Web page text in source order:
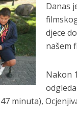
Danas
djece
našem
Nakon
minuta),